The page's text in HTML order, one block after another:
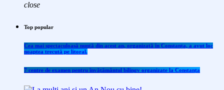
close
Top popular
Cea mai spectaculoasă nuntă din acest an, organizată în Constanța, a avut loc
noaptea trecută pe litoral.
7 centre de examen pentru învăţământul bilingv organizate la Constanţa